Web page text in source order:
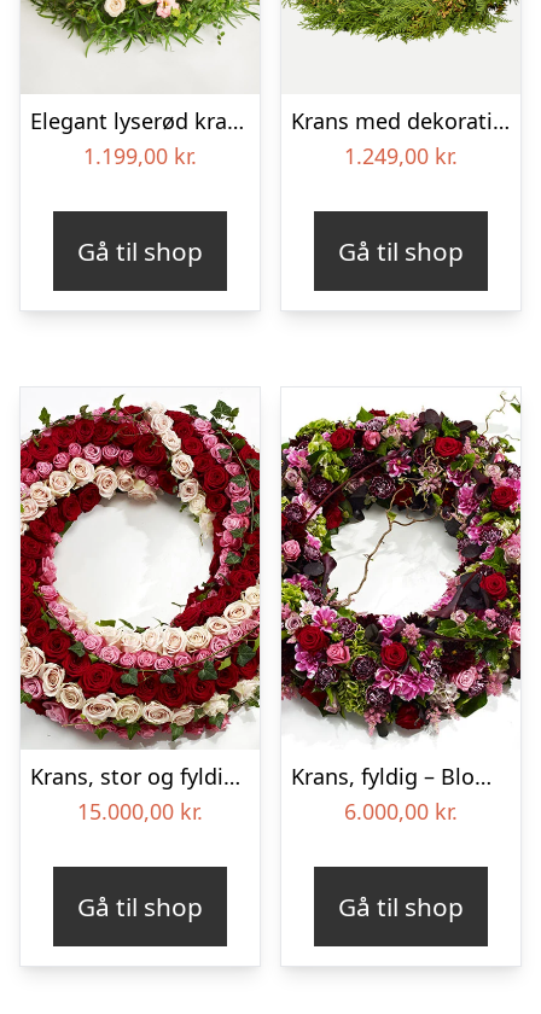
Elegant lyserød krans
1.199,00 kr.
Gå til shop
Krans med dekoration i klassisk stil – rød og hvid
1.249,00 kr.
Gå til shop
Krans, stor og fyldig – Blomster til begravelse
15.000,00 kr.
Gå til shop
Krans, fyldig – Blomster til begravelse
6.000,00 kr.
Gå til shop